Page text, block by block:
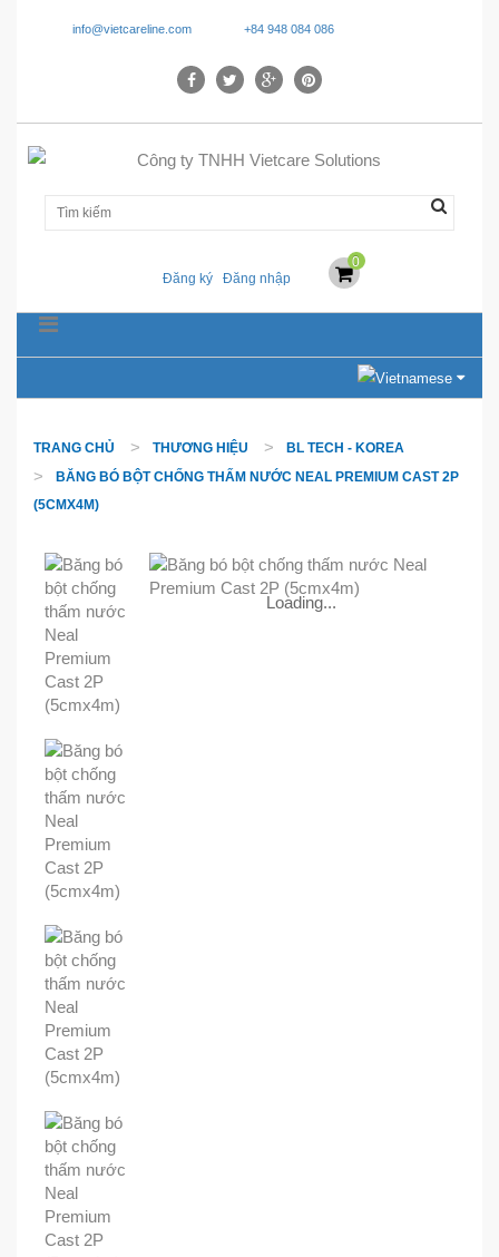
info@vietcareline.com +84 948 084 086
Đăng ký Đăng nhập
0
TRANG CHỦ THƯƠNG HIỆU
BL TECH - KOREA
BĂNG BÓ BỘT CHỐNG THẤM NƯỚC NEAL PREMIUM CAST 2P
(5CMX4M)
Loading...